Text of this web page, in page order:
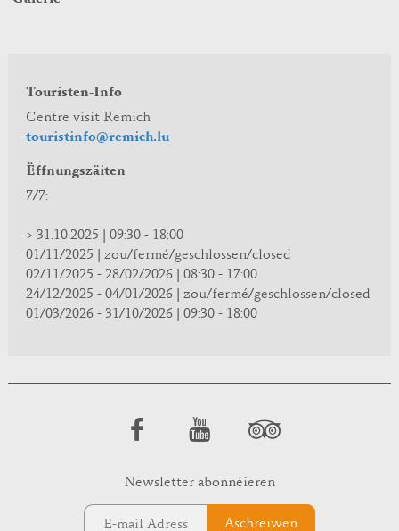
Touristen-Info
Centre visit Remich
touristinfo@remich.lu
Ëffnungszäiten
7/7:
> 31.10.2025 | 09:30 - 18:00
01/11/2025 | zou/fermé/geschlossen/closed
02/11/2025 - 28/02/2026 | 08:30 - 17:00
24/12/2025 - 04/01/2026 | zou/fermé/geschlossen/closed
01/03/2026 - 31/10/2026 | 09:30 - 18:00
Newsletter abonnéieren
Aschreiwen